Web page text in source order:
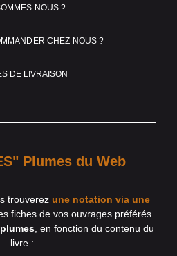
NOUS ?
CHEZ NOUS ?
DE LIVRAISON
Plumes du Web
trouverez une notation via une
fiches de vos ouvrages préférés.
, en fonction du contenu du
livre :